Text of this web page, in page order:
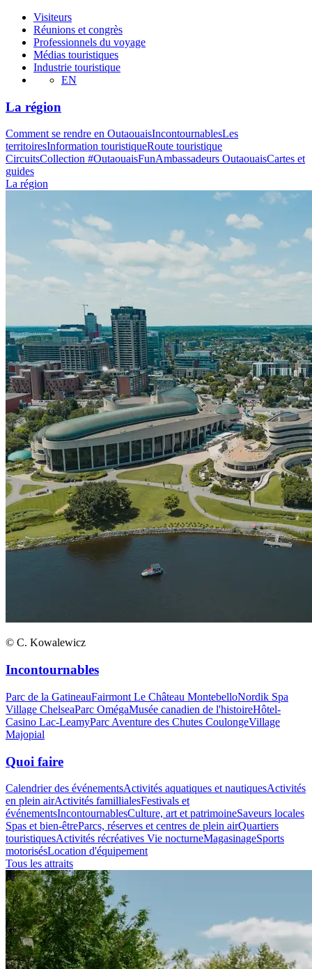
Visiteurs
Réunions et congrès
Professionnels du voyage
Médias touristiques
Industrie touristique
EN
La région
Comment se rendre en OutaouaisIncontournablesLes
territoiresInformation touristiqueRoute touristique
CircuitsCollection #OutaouaisFunAmbassadeurs OutaouaisCartes et
guides
La région
© C. Kowalewicz
Incontournables
Parc de la GatineauFairmont Le Château MontebelloNordik Spa
Village ChelseaParc OmégaMusée canadien de l'histoireHôtel-
Casino Lac-LeamyParc Aventure des Chutes CoulongeVillage
Majopial
Quoi faire
Calendrier des événementsActivités aquatiques et nautiquesActivités
en plein airActivités famillialesFestivals et
événementsIncontournablesCulture, art et patrimoineSaveurs locales
Spas et bien-êtreParcs, réserves et centres de plein airQuartiers
touristiquesActivités récréatives Vie nocturneMagasinageSports
motorisésLocation d'équipement
Tous les attraits